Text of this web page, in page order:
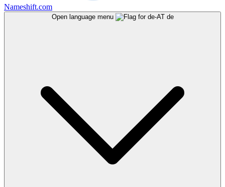
Nameshift.com
Open language menu de